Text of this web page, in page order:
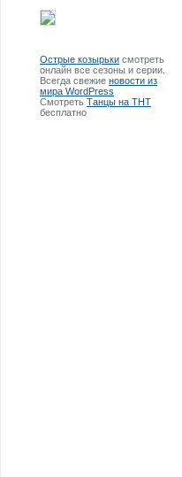
Острые козырьки смотреть
онлайн все сезоны и серии.
Всегда свежие новости из
мира WordPress
Смотреть Танцы на ТНТ
бесплатно